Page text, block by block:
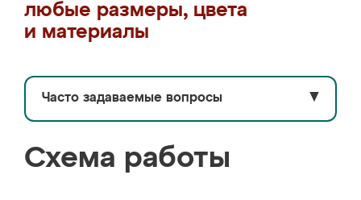
любые размеры, цвета
и материалы
Часто задаваемые вопросы ▼
Схема работы